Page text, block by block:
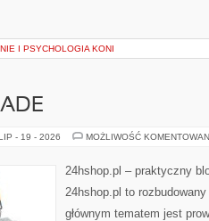
I PSYCHOLOGIA KONI
- 19 - 2026 MOŻLIWOŚĆ
24hshop.pl – praktyczny
24hshop.pl to
głównym tematem jest